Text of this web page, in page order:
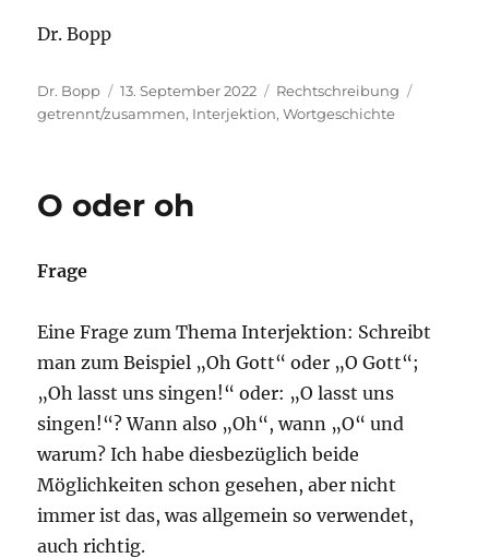
Dr. Bopp
Autor
Dr. Bopp
Veröffentlicht
am
13. September 2022 Kategorien
Rechtschreibung
getrennt/zusammen, Interjektion,Wortgeschichte
O oder oh
Frage
Eine Frage zum Thema Interjektion: Schreibt
man zum Beispiel „Oh Gott“ oder „O Gott“;
„Oh lasst uns singen!“ oder: „O lasst uns
singen!“? Wann also „Oh“, wann „O“ und
warum? Ich habe diesbezüglich beide
Möglichkeiten schon gesehen, aber nicht
immer ist das, was allgemein so verwendet,
auch richtig.